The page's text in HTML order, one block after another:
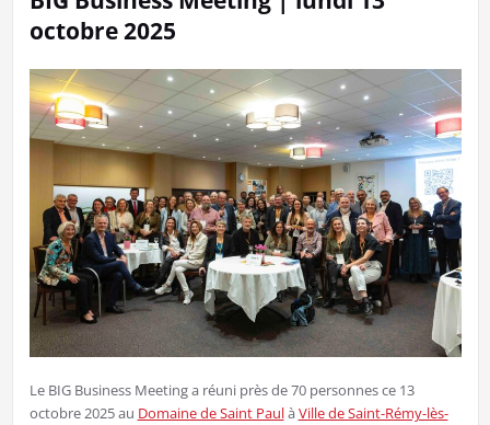
octobre 2025
Le BIG Business Meeting a réuni près de 70 personnes ce 13
octobre 2025 au Domaine de Saint PaulàVille de Saint-Rémy-lès-